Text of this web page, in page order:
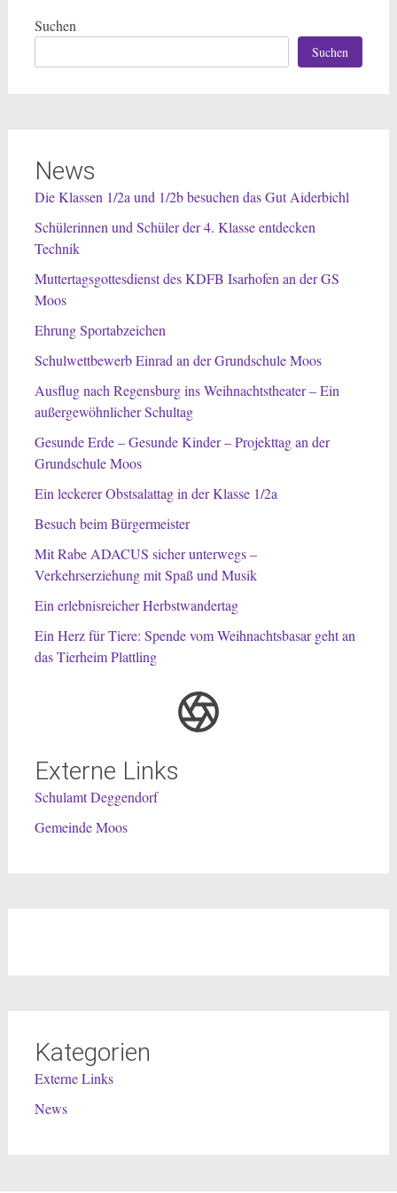
Suchen
Suchen
News
Die Klassen 1/2a und 1/2b besuchen das Gut Aiderbichl
Schülerinnen und Schüler der 4. Klasse entdecken
Technik
Muttertagsgottesdienst des KDFB Isarhofen an der GS
Moos
Ehrung Sportabzeichen
Schulwettbewerb Einrad an der Grundschule Moos
Ausflug nach Regensburg ins Weihnachtstheater – Ein
außergewöhnlicher Schultag
Gesunde Erde – Gesunde Kinder – Projekttag an der
Grundschule Moos
Ein leckerer Obstsalattag in der Klasse 1/2a
Besuch beim Bürgermeister
Mit Rabe ADACUS sicher unterwegs –
Verkehrserziehung mit Spaß und Musik
Ein erlebnisreicher Herbstwandertag
Ein Herz für Tiere: Spende vom Weihnachtsbasar geht an
das Tierheim Plattling
Externe Links
Schulamt Deggendorf
Gemeinde Moos
Kategorien
Externe Links
News